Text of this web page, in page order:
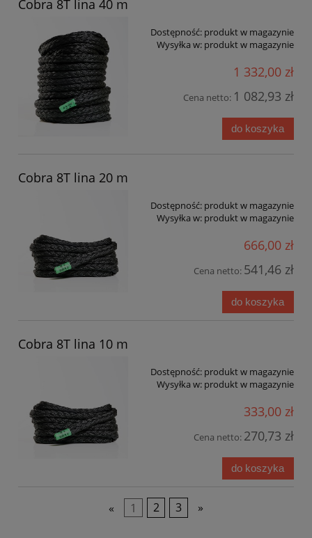
Cobra 8T lina 40 m
Dostępność: produkt w magazynie
Wysyłka w: produkt w magazynie
1 332,00 zł
Cena netto: 1 082,93 zł
do koszyka
Cobra 8T lina 20 m
Dostępność: produkt w magazynie
Wysyłka w: produkt w magazynie
666,00 zł
Cena netto: 541,46 zł
do koszyka
Cobra 8T lina 10 m
Dostępność: produkt w magazynie
Wysyłka w: produkt w magazynie
333,00 zł
Cena netto: 270,73 zł
do koszyka
« 1 2 3 »